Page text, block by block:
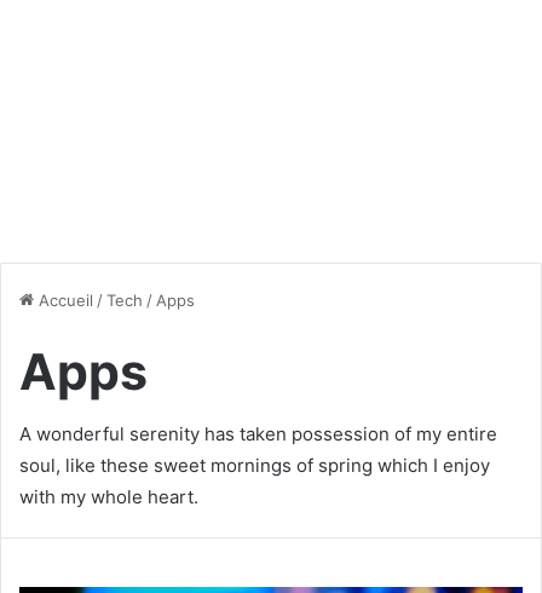
Accueil /Tech / Apps
Apps
A wonderful serenity has taken possession of my entire
soul, like these sweet mornings of spring which I enjoy
with my whole heart.